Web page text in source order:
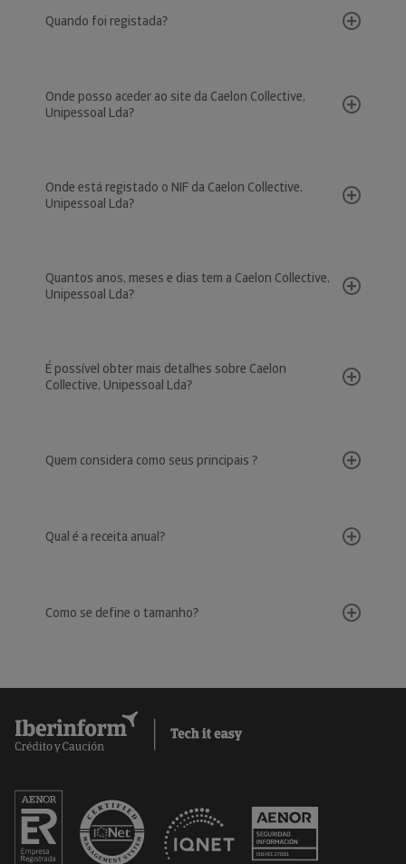
Quando foi registada?
Onde posso aceder ao site da Caelon Collective,
Unipessoal Lda?
Onde está registado o NIF da Caelon Collective,
Unipessoal Lda?
Quantos anos, meses e dias tem a Caelon Collective,
Unipessoal Lda?
É possível obter mais detalhes sobre Caelon
Collective, Unipessoal Lda?
Quem considera como seus principais ?
Qual é a receita anual?
Como se define o tamanho?